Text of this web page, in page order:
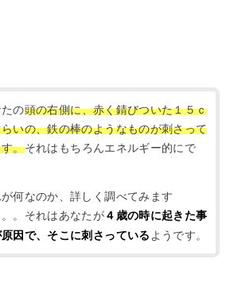
の頭の右側に、赤く錆びついた１５ｃ
いの、鉄の棒のようなものが刺さって
。それはもちろんエネルギー的にで
何なのか、詳しく調べてみます
。それはあなたが４歳の時に起きた事
因で、そこに刺さっているようです。